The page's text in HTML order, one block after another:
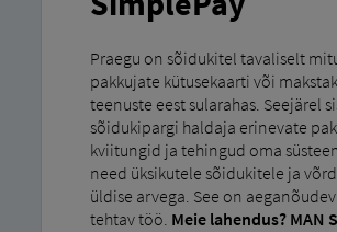
Praegu on sõidukitel tavaliselt
pakkujate kütusekaarti või
teenuste eest sularahas. Seejärel
sõidukipargi haldaja erinevate
kviitungid ja tehingud oma
need üksikutele sõidukitele ja
üldise arvega. See on
tehtav töö. Meie lahendus? MAN